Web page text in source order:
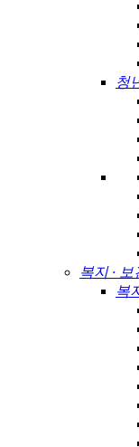
청
복지 · 보
복